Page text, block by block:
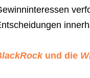
und die